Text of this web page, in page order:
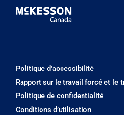
Politique d'accessibilité
Rapport sur le travail forcé et le
Politique de confidentialité
Conditions d’utilisation